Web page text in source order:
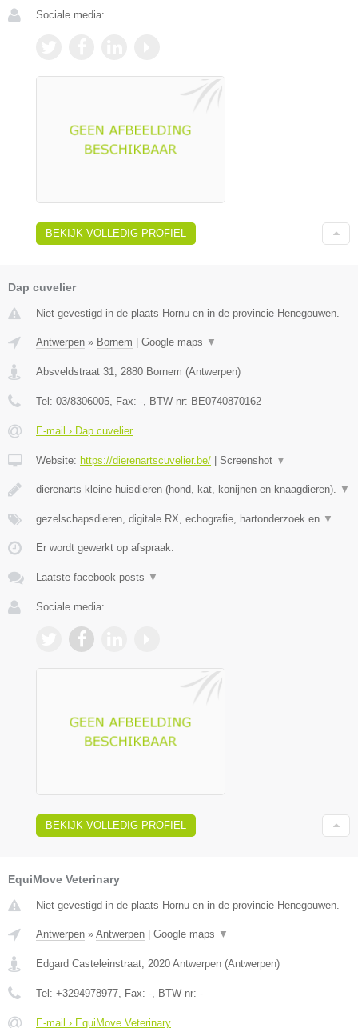
Sociale media:
BEKIJK VOLLEDIG PROFIEL
Dap cuvelier
Niet gevestigd in de plaats Hornu en in de provincie Henegouwen.
Antwerpen » Bornem Google maps ▼
Absveldstraat 31, 2880 Bornem (Antwerpen)
Tel: 03/8306005, Fax: -, BTW-nr: BE0740870162
E-mail › Dap cuvelier
Website: https://dierenartscuvelier.be/ Screenshot ▼
dierenarts kleine huisdieren (hond, kat, konijnen en knaagdieren). ▼
gezelschapsdieren, digitale RX, echografie, hartonderzoek en ▼
Er wordt gewerkt op afspraak.
Laatste facebook posts ▼
Sociale media:
BEKIJK VOLLEDIG PROFIEL
EquiMove Veterinary
Niet gevestigd in de plaats Hornu en in de provincie Henegouwen.
Antwerpen » Antwerpen | Google maps ▼
Edgard Casteleinstraat 2020 Antwerpen (Antwerpen)
Tel: +3294978977 , Fax: - , BTW-nr: -
E-mail › EquiMove Veterinary